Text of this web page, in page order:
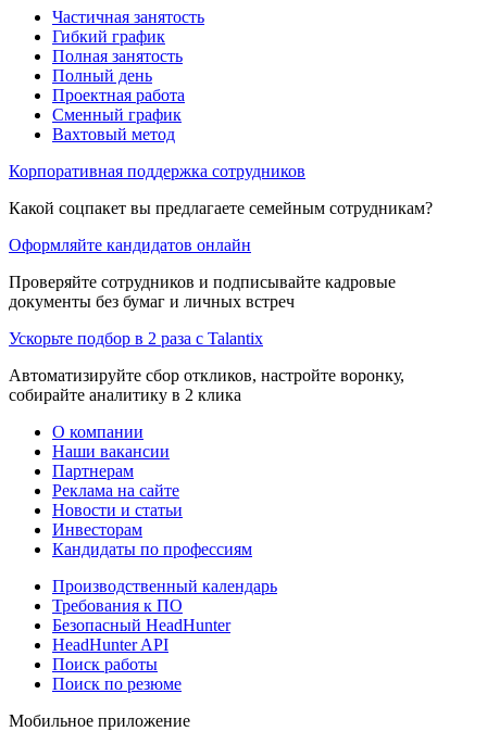
Частичная занятость
Гибкий график
Полная занятость
Полный день
Проектная работа
Сменный график
Вахтовый метод
Корпоративная поддержка сотрудников
Какой соцпакет вы предлагаете семейным сотрудникам?
Оформляйте кандидатов онлайн
Проверяйте сотрудников и подписывайте кадровые
документы без бумаг и личных встреч
Ускорьте подбор в 2 раза с Talantix
Автоматизируйте сбор откликов, настройте воронку,
собирайте аналитику в 2 клика
О компании
Наши вакансии
Партнерам
Реклама на сайте
Новости и статьи
Инвесторам
Кандидаты по профессиям
Производственный календарь
Требования к ПО
Безопасный HeadHunter
HeadHunter API
Поиск работы
Поиск по резюме
Мобильное приложение